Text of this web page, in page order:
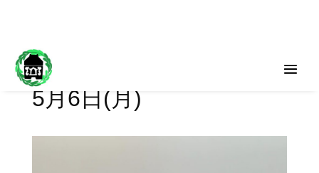
5月6日(月)